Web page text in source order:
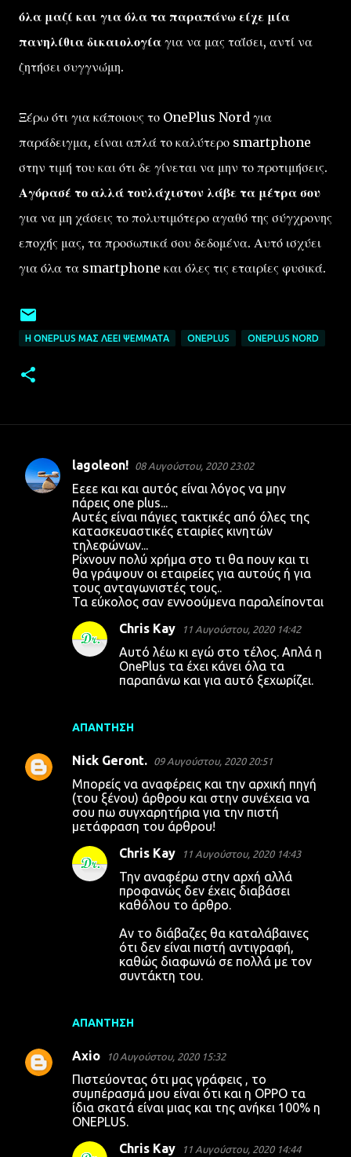
όλα μαζί και για όλα τα παραπάνω είχε μία
πανηλίθια δικαιολογία για να μας ταΐσει, αντί να
ζητήσει συγγνώμη.
Ξέρω ότι για κάποιους το OnePlus Nord για
παράδειγμα, είναι απλά το καλύτερο smartphone
στην τιμή του και ότι δε γίνεται να μην το προτιμήσεις.
Αγόρασέ το αλλά τουλάχιστον λάβε τα μέτρα σου
για να μη χάσεις το πολυτιμότερο αγαθό της σύγχρονης
εποχής μας, τα προσωπικά σου δεδομένα. Αυτό ισχύει
για όλα τα smartphone και όλες τις εταιρίες φυσικά.
Η ONEPLUS ΜΑΣ ΛΈΕΙ ΨΈΜΜΑΤΑ ONEPLUS ONEPLUS NORD
Σ
lagoleon! 08 Αυγούστου, 2020 23:02
Εεεε και και αυτός είναι λόγος να μην
πάρεις one plus...
Αυτές είναι πάγιες τακτικές από όλες της
κατασκευαστικές εταιρίες κινητών
τηλεφώνων...
Ρίχνουν πολύ χρήμα στο τι θα πουν και τι
θα γράψουν οι εταιρείες για αυτούς ή για
τους ανταγωνιστές τους..
Τα εύκολος σαν εννοούμενα παραλείπονται
ΑΠΆΝΤΗΣΗ
Chris Kay 11 Αυγούστου, 2020 14:42
Αυτό λέω κι εγώ στο τέλος. Απλά η
OnePlus τα έχει κάνει όλα τα
παραπάνω και για αυτό ξεχωρίζει.
Nick Geront. 09 Αυγούστου, 2020 20:51
Μπορείς να αναφέρεις και την αρχική πηγή
(του ξένου) άρθρου και στην συνέχεια να
σου πω συγχαρητήρια για την πιστή
μετάφραση του άρθρου!
ΑΠΆΝΤΗΣΗ
Chris Kay 11 Αυγούστου, 2020 14:43
Την αναφέρω στην αρχή αλλά
προφανώς δεν έχεις διαβάσει
καθόλου το άρθρο.
Αν το διάβαζες θα καταλάβαινες
ότι δεν είναι πιστή αντιγραφή,
καθώς διαφωνώ σε πολλά με τον
συντάκτη του.
Axio 10 Αυγούστου, 2020 15:32
Πιστεύοντας ότι μας γράφεις , το
συμπέρασμά μου είναι ότι και η OPPO τα
ίδια σκατά είναι μιας και της ανήκει 100% η
ONEPLUS.
Chris Kay
11 Αυγούστου, 2020 14:44